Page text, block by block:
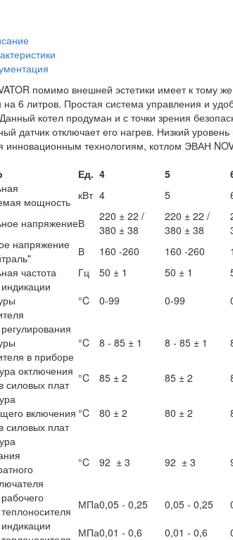
помимо внешней эстетики имеет к тому
на 6 литров. Простая система управления и
котел продуман и с точки зрения
датчик отключает его нагрев. Низкий
инновационным технологиям, котлом ЭВАН
Ед. 4 5
мощность
кВт 4 5
напряжениеВ
220 ± 22 /
380 ± 38
220 ± 22 /
380 ± 38
напряжение
В 160 -260 160 -260
частота
Гц 50 ± 1 50 ± 1
°C 0-99 0-99
в приборе
°C 8 - 85 ± 1 8 - 85 ± 1
октлючения
силовых плат
°C 85 ± 2 85 ± 2
включения
силовых плат
°C 80 ± 2 80 ± 2
°C 92 ± 3 92 ± 3
МПа0,05 - 0,25 0,05 - 0,25
МПа0,01 - 0,6 0,01 - 0,6